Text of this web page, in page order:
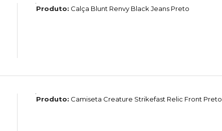
Produto: Calça Blunt Renvy Black Jeans Preto
Produto: Camiseta Creature Strikefast Relic Front Preto